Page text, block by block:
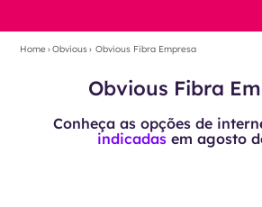
Home›Obvious› Obvious Fibra Empresa
Obvious Fibra
Conheça as opções de
indicadas em agosto